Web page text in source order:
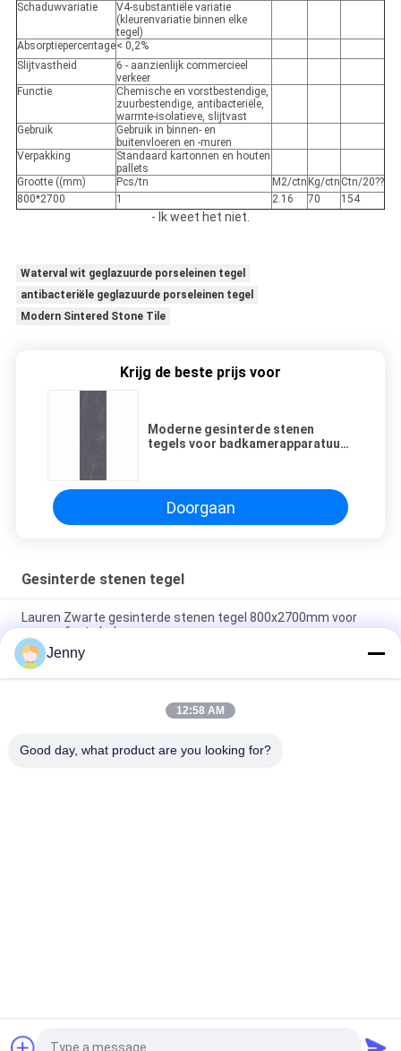
Schaduwvariatie
V4-substantiële variatie
(kleurenvariatie binnen elke
tegel)
Absorptiepercentage< 0,2%
Slijtvastheid
6 - aanzienlijk commercieel
verkeer
Functie
Chemische en vorstbestendige,
zuurbestendige, antibacteriële,
warmte-isolatieve, slijtvast
Gebruik
Gebruik in binnen- en
buitenvloeren en -muren
Verpakking
Standaard kartonnen en houten
pallets
Grootte ((mm)
Pcs/tn M2/ctn Kg/ctn Ctn/20??
800*2700
1 2.16 70 154
- Ik weet het niet.
Waterval wit geglazuurde porseleinen tegel
antibacteriële geglazuurde porseleinen tegel
Modern Sintered Stone Tile
Krijg de beste prijs voor
Moderne gesinterde stenen
tegels voor badkamerapparatuur
Doorgaan
Gesinterde stenen tegel
Lauren Zwarte gesinterde stenen tegel 800x2700mm voor
een perfecte balans
Warmte-isolatie gesinterd stenen tegel Herfst Serenade
Textiel Stoffering Tafelplaat
Reis over zee gesinterd stenen tegels Decoratieve accenten
Jenny
12:58 AM
Good day, what product are you looking for?